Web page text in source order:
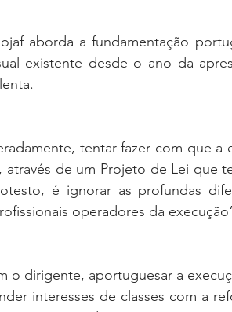
aborda a fundamentação
existente desde o ano da
tentar fazer com que a
através de um Projeto de Lei que
é ignorar as profundas
operadores da
o dirigente, aportuguesar a
interesses de classes com a